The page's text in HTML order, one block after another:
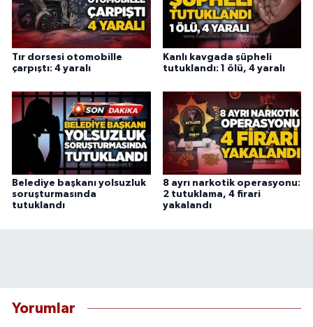
Tır dorsesi otomobille
çarpıştı: 4 yaralı
Kanlı kavgada şüpheli
tutuklandı: 1 ölü, 4 yaralı
Belediye başkanı yolsuzluk
soruşturmasında
tutuklandı
8 ayrı narkotik operasyonu:
2 tutuklama, 4 firari
yakalandı
Yorumlar